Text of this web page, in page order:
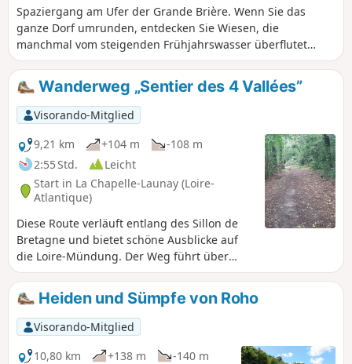
Spaziergang am Ufer der Grande Brière. Wenn Sie das
ganze Dorf umrunden, entdecken Sie Wiesen, die
manchmal vom steigenden Frühjahrswasser überflutet
werden und durch die Kanäle, an denen Sie entlanggehen,
voneinander getrennt sind. In Rozé können Sie auf einen
Aussichtspunkt steigen, um einen Blick auf die gesamte
Grande Brière zu werfen.
Wanderweg „Sentier des 4 Vallées”
Visorando-Mitglied
9,21 km
+104 m
-108 m
2:55 Std.
Leicht
Start in La Chapelle-Launay (Loire-
Atlantique)
Diese Route verläuft entlang des Sillon de
Bretagne und bietet schöne Ausblicke auf
die Loire-Mündung. Der Weg führt über
Hohlwege und durch Unterholz und
durchquert vier angenehme, schattige Täler.
Im Frühling sind diese grünen Korridore, die
eine große Vielfalt an Pflanzen und Tieren
beherbergen, mit Narzissen übersät und
werden von Turmfalken frequentiert.
Heiden und Sümpfe von Roho
Visorando-Mitglied
10,80 km
+138 m
-140 m